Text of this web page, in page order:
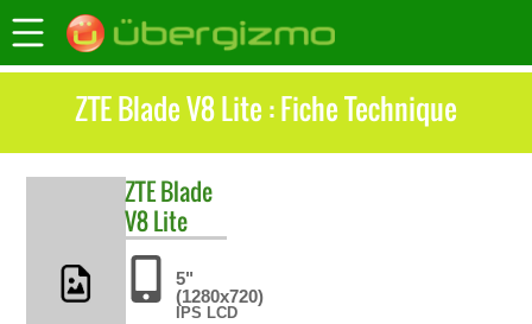
ZTE Blade V8 Lite : Fiche Technique
ZTEBlade
V8 Lite
5"
(1280x720)
IPS LCD